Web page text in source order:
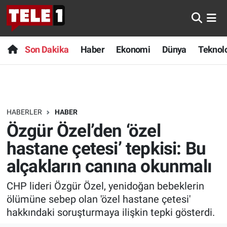
Son Dakika Haber Ekonomi Dünya
HABERLER HABER
Özgür Özel’den ‘özel
hastane çetesi’ tepkisi: Bu
alçakların canına okunmalı
CHP lideri Özgür Özel, yenidoğan bebeklerin
ölümüne sebep olan 'özel hastane çetesi'
hakkındaki soruşturmaya ilişkin tepki gösterdi.
Anında Manşet
Başka Sohbetler
Bilim turu
Bilim ve Teknoloji Evreni
Doğa Konuşuyor
Dünya
Ege Saati
Son Dakika
Haber
Dünya
Teknoloji
Sağlık
Spor
Yayın Akışı
Nöbetçi Eczaneler
Hava Durumu
Trafik Durumu
Süper Lig Puan Durumu ve Fikstür
Tüm Manşetler
Son Dakika Haberleri
Haber Arşivi